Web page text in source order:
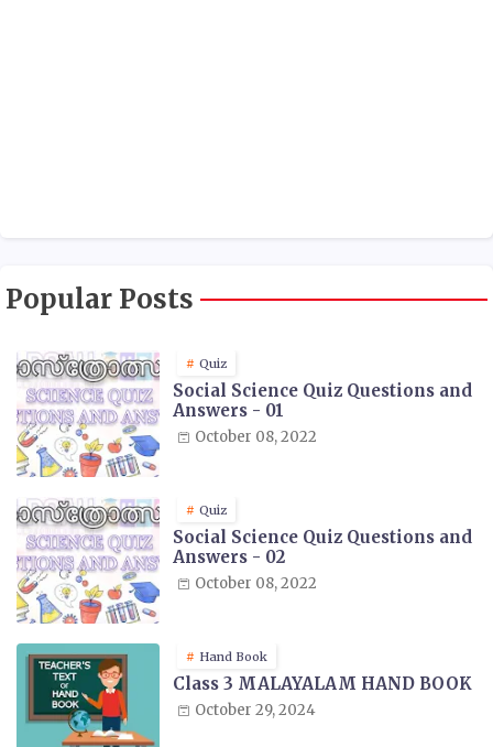
Popular Posts
Quiz
Social Science Quiz Questions and
Answers - 01
October 08, 2022
Quiz
Social Science Quiz Questions and
Answers - 02
October 08, 2022
Hand Book
Class 3 MALAYALAM HAND BOOK
October 29, 2024